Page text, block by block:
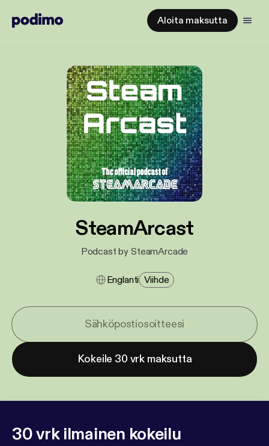
Aloita maksutta
SteamArcast
Podcast by SteamArcade
Englanti Viihde
Kokeile 30 vrk maksutta
30 vrk ilmainen kokeilu